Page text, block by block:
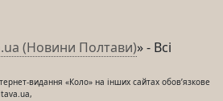
(Новини Полтави)» - Всі
видання «Коло» на інших сайтах обов’язкове